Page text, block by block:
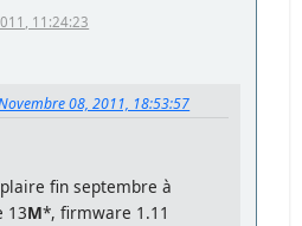
11:24:23
08, 2011, 18:53:57
fin septembre à
13M*, firmware 1.11